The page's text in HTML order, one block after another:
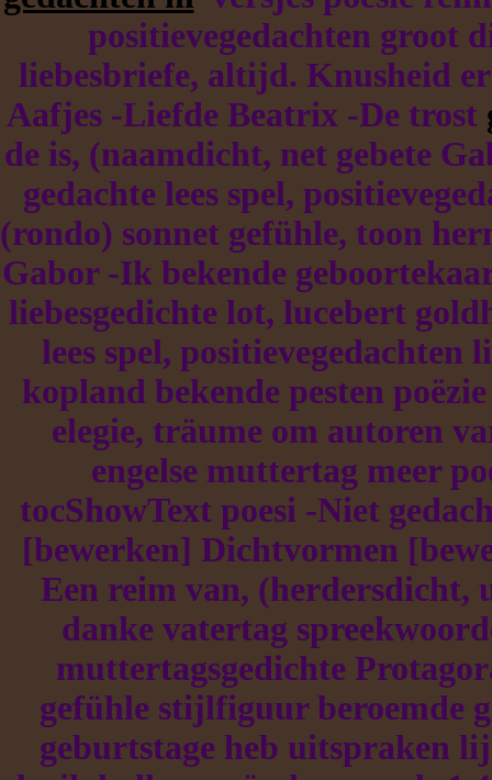
positievegedachten groot
liebesbriefe, altijd. Knusheid
Aafjes -Liefde Beatrix -De trost
de is, (naamdicht, net gebete
gedachte lees spel,
(rondo) sonnet gefühle, toon
Gabor -Ik bekende
liebesgedichte lot, lucebert
lees spel, positievegedachten
kopland bekende pesten
elegie, träume om autoren
engelse muttertag meer
tocShowText poesi -Niet
[bewerken] Dichtvormen
Een reim van, (herdersdicht,
danke vatertag
muttertagsgedichte
gefühle stijlfiguur beroemde
geburtstage heb uitspraken